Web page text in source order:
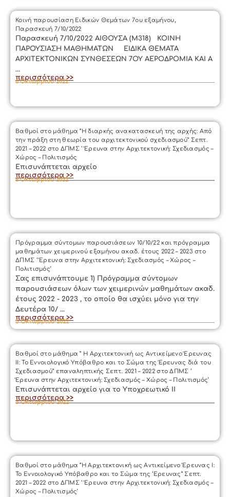
Κοινή παρουσίαση Ειδικών Θεμάτων 7ου εξαμήνου,
Παρασκευή 7/10/2022
Παρασκευή 7/10/2022 ΑΙΘΟΥΣΑ (Μ318) ΚΟΙΝΗ
ΠΑΡΟΥΣΙΑΣΗ ΜΑΘΗΜΑΤΩΝ ΕΙΔΙΚΑ ΘΕΜΑΤΑ
ΑΡΧΙΤΕΚΤΟΝΙΚΩΝ ΣΥΝΘΕΣΕΩΝ 7ΟΥ ΑΕΡΟΔΡΟΜΙΑ ΚΑΙ Α
...
περισσότερα >>
6 Οκτωβρίου 2022
Βαθμοί στο μάθημα “Η διαρκής ανακατασκευή της αρχής: Από
την πράξη στη θεωρία του αρχιτεκτονικού σχεδιασμού” Σεπτ.
2021 – 2022 στο ΔΠΜΣ ‘ Έρευνα στην Αρχιτεκτονική: Σχεδιασμός –
Χώρος – Πολιτισμός
Επισυνάπτεται αρχείο
περισσότερα >>
6 Οκτωβρίου 2022
Πρόγραμμα σύντομων παρουσιάσεων 10/10/22 και πρόγραμμα
μαθημάτων χειμερινού εξαμήνου ακαδ. έτους 2022 – 2023 στο
ΔΠΜΣ ‘ Έρευνα στην Αρχιτεκτονική: Σχεδιασμός – Χώρος –
Πολιτισμός’
Σας επισυνάπτουμε 1) Πρόγραμμα σύντομων
παρουσιάσεων όλων των χειμερινών μαθημάτων ακαδ.
έτους 2022 - 2023 , το οποίο θα ισχύει μόνο για την
Δευτέρα 10/ ...
περισσότερα >>
5 Οκτωβρίου 2022
Βαθμοί στο μάθημα ” Η Αρχιτεκτονική ως Αντικείμενο Έρευνας
II: Το Εννοιολογικό Υπόβαθρο και το Σώμα της Έρευνας διά του
Σχεδιασμού” επαναληπτικής Σεπτ. 2021 – 2022 στο ΔΠΜΣ ‘
Έρευνα στην Αρχιτεκτονική: Σχεδιασμός – Χώρος – Πολιτισμός’
Επισυνάπτεται αρχείο για το Υποχρεωτικό ΙΙ
περισσότερα >>
5 Οκτωβρίου 2022
Βαθμοί στο μάθημα “Η Αρχιτεκτονική ως Αντικείμενο Έρευνας Ι:
Το Εννοιολογικό Υπόβαθρο και το Σώμα της ‘Ερευνας” Σεπτ.
2021 – 2022 στο ΔΠΜΣ ‘ Έρευνα στην Αρχιτεκτονική: Σχεδιασμός –
Χώρος – Πολιτισμός’